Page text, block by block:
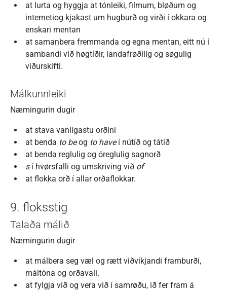
at lurta og hyggja at tónleiki, filmum, bløðum og
internetiog kjakast um hugburð og virði í okkara og
enskari mentan
at samanbera fremmanda og egna mentan, eitt nú í
sambandi við høgtíðir, landafrøðilig og søgulig
viðurskifti.
Málkunnleiki
Næmingurin dugir
at stava vanligastu orðini
at benda to beog to haveí nútíð og tátíð
at benda reglulig og óreglulig sagnorð
s í hvørsfalli og umskriving við of
at flokka orð í allar orðaflokkar.
9. floksstig
Talaða málið
Næmingurin dugir
at málbera seg væl og rætt viðvíkjandi framburði,
máltóna og orðavali.
at fylgja við og vera við í samrøðu, ið fer fram á